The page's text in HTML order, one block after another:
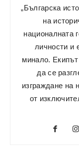
„Българска
на
националната
личности и
минало.
да се
изграждане на
от